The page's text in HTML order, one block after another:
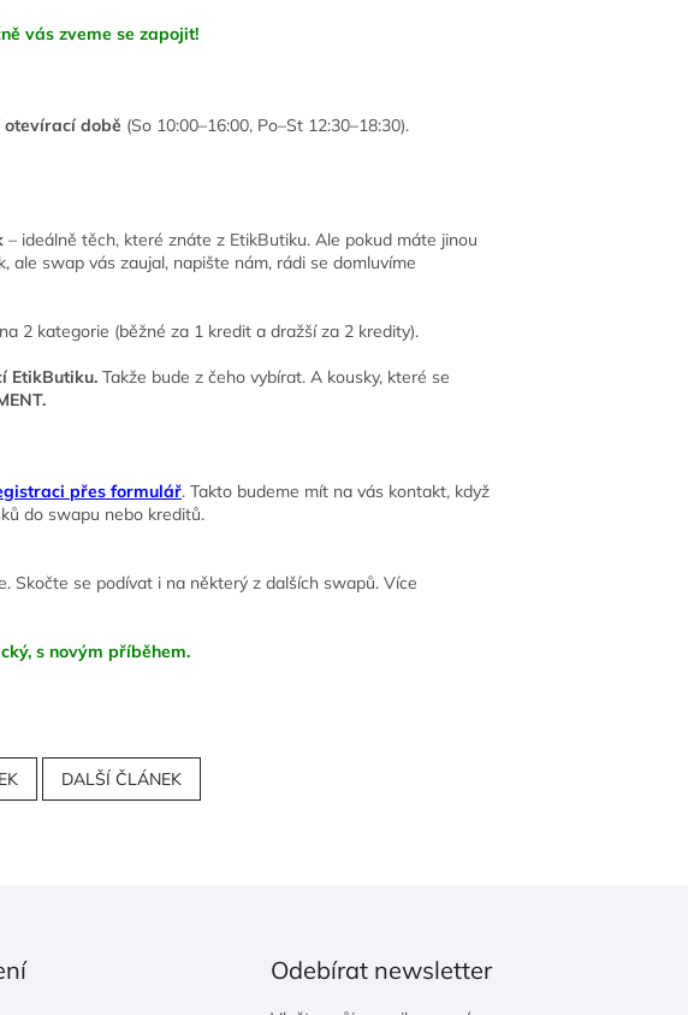
vás zveme se zapojit!
otevírací době (So 10:00–16:00, Po–St 12:30–18:30).
– ideálně těch, které znáte z EtikButiku. Ale pokud máte jinou
ale swap vás zaujal, napište nám, rádi se domluvíme
2 kategorie (běžné za 1 kredit a dražší za 2 kredity).
EtikButiku. Takže bude z čeho vybírat. A kousky, které se
přes formulář. Takto budeme mít na vás kontakt, když
do swapu nebo kreditů.
Skočte se podívat i na některý z dalších swapů. Více
s novým příběhem.
DALŠÍ ČLÁNEK
Odebírat newsletter